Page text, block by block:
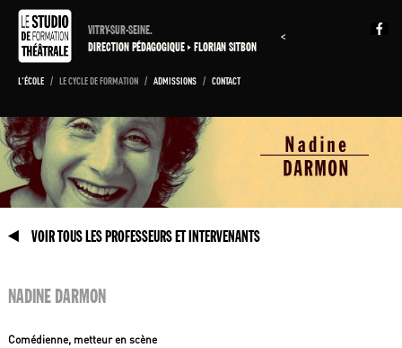
VITRY-SUR-SEINE.
DIRECTION PÉDAGOGIQUE FLORIAN SITBON
<
L'ÉCOLE / LE CYCLE DE FORMATION / ADMISSIONS / CONTACT
VOIR TOUS LES PROFESSEURS ET INTERVENANTS
NADINE DARMON
Comédienne, metteur en scène